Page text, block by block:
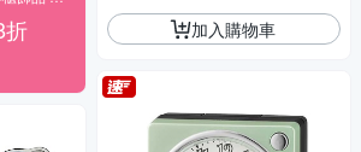
折 加入購物車